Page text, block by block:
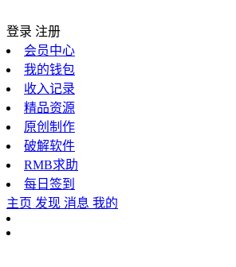
登录 注册
会员中心
我的钱包
收入记录
精品资源
原创制作
破解软件
RMB求助
每日签到
主页 发现 消息 我的